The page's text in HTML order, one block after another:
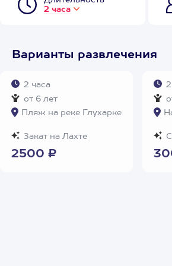
2 часа
Варианты развлечения
2 часа
от 6 лет
Пляж на реке Глухарке
Закат на Лахте
2500 ₽